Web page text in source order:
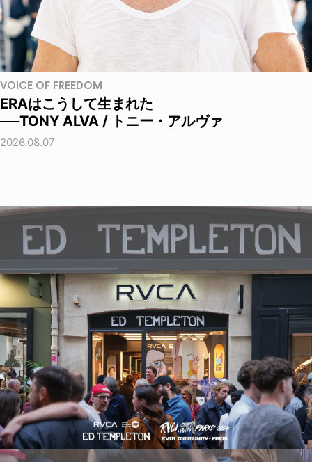
VOICE OF FREEDOM
ERAはこうして生まれた
──TONY ALVA / トニー・アルヴァ
2026.08.07